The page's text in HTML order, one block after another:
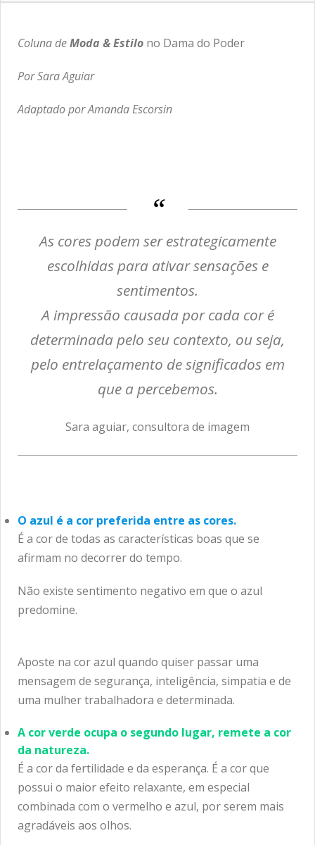
Coluna deModa & Estilo no Dama do Poder
Por Sara Aguiar
Adaptado por Amanda Escorsin
As cores podem ser estrategicamente
escolhidas para ativar sensações e
sentimentos.
A impressão causada por cada cor é
determinada pelo seu contexto, ou seja,
pelo entrelaçamento de significados em
que a percebemos.
Sara aguiar, consultora de imagem
O azul é a cor preferida entre as cores.
É a cor de todas as características boas que se
afirmam no decorrer do tempo.
Não existe sentimento negativo em que o azul
predomine.
Aposte na cor azul quando quiser passar uma
mensagem de segurança, inteligência, simpatia e de
uma mulher trabalhadora e determinada.
A cor verde ocupa o segundo lugar, remete a cor
da natureza.
É a cor da fertilidade e da esperança. É a cor que
possui o maior efeito relaxante, em especial
combinada com o vermelho e azul, por serem mais
agradáveis aos olhos.